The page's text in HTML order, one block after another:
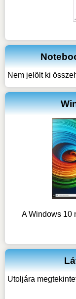
Nem jelölt ki
A Windows 10
Utoljára